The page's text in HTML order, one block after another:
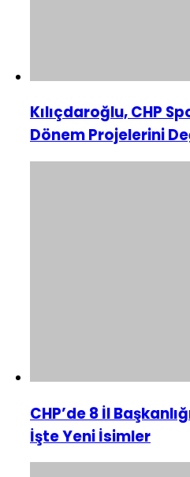
Kılıçdaroğlu, CHP
Dönem Projelerini
CHP’de 8 İl
İşte Yeni İsimler